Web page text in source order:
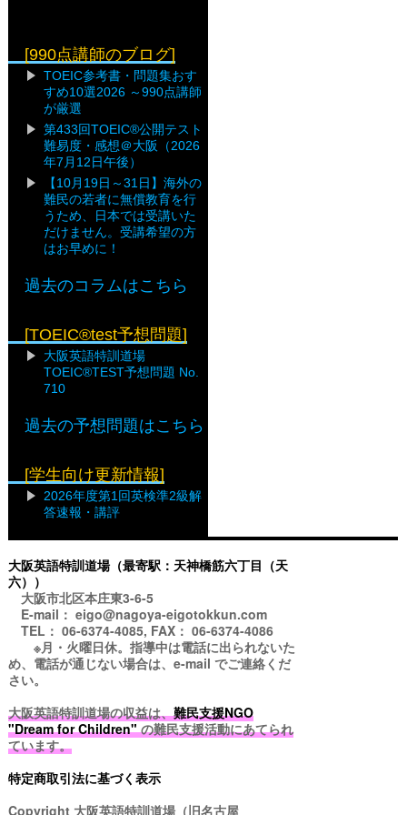
[990点講師のブログ]
TOEIC参考書・問題集おす
すめ10選2026 ～990点講師
が厳選
第433回TOEIC®公開テスト
難易度・感想＠大阪（2026
年7月12日午後）
【10月19日～31日】海外の
難民の若者に無償教育を行
うため、日本では受講いた
だけません。受講希望の方
はお早めに！
過去のコラムはこちら
[TOEIC®test予想問題]
大阪英語特訓道場
TOEIC®TEST予想問題 No.
710
過去の予想問題はこちら
[学生向け更新情報]
2026年度第1回英検準2級解
答速報・講評
大阪英語特訓道場（最寄駅：天神橋筋六丁目（天
六））
大阪市北区本庄東3-6-5
E-mail： eigo@nagoya-eigotokkun.com
TEL： 06-6374-4085, FAX： 06-6374-4086
※月・火曜日休。指導中は電話に出られないた
め、電話が通じない場合は、e-mail でご連絡くだ
さい。
大阪英語特訓道場の収益は、難民支援NGO
"Dream for Children"の難民支援活動にあてられ
ています。
特定商取引法に基づく表示
Copyright 大阪英語特訓道場（旧名古屋